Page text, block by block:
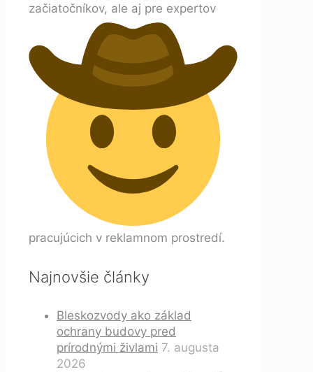
začiatočníkov, ale aj pre expertov
pracujúcich v reklamnom prostredí.
Najnovšie články
Bleskozvody ako základ
ochrany budovy pred
prírodnými živlami 7. augusta
2026